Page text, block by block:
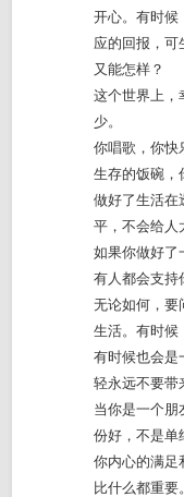
开心。有时候
应的回报，可
又能怎样？
这个世界上，
少。
你唱歌，你快
生存的饭碗，
做好了生活在
平，不会给人
如果你做好了
有人都会支持
无论如何，要
生活。有时候
有时候也会是
轻永远不要带
当你是一个朋
份好，不是单
你内心的满足
比什么都重要。